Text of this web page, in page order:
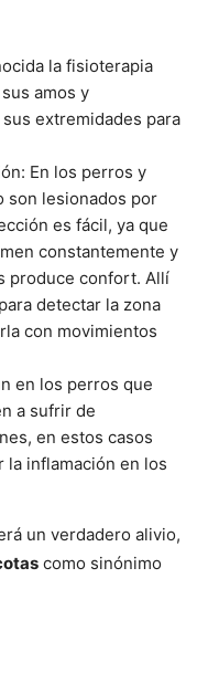
la fisioterapia
amos y
extremidades para
En los perros y
son lesionados por
es fácil, ya que
constantemente y
produce confort. Allí
detectar la zona
con movimientos
en los perros que
a sufrir de
en estos casos
inflamación en los
un verdadero alivio,
como sinónimo